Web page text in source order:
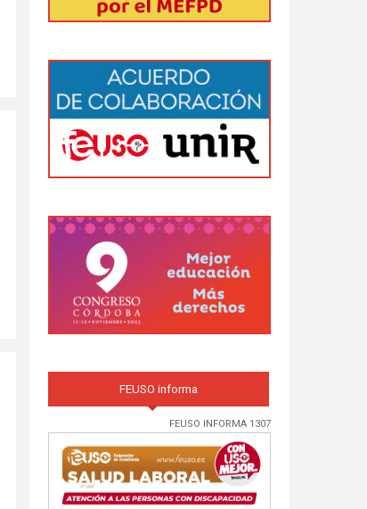
FEUSO informa
FEUSO INFORMA 1307